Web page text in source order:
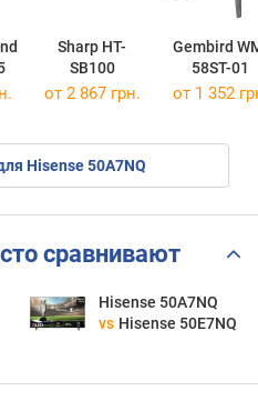
Sharp HT-
SB100
Gembird
58ST-01
от 2 867 грн. от 1 352
Hisense 50A7NQ
сравнивают
Hisense 50A7NQ
vs Hisense 50E7NQ